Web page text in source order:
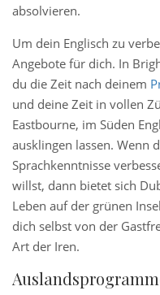
absolvieren.
Um dein Englisch zu
Angebote für dich. In
du die Zeit nach deinem
und deine Zeit in vollen
Eastbourne, im Süden
ausklingen lassen. Wenn
Sprachkenntnisse
willst, dann bietet sich
Leben auf der grünen
dich selbst von der
Art der Iren.